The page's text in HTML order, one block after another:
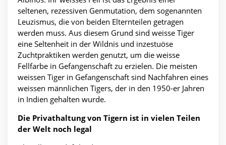
seltenen, rezessiven Genmutation, dem sogenannten
Leuzismus, die von beiden Elternteilen getragen
werden muss. Aus diesem Grund sind weisse Tiger
eine Seltenheit in der Wildnis und inzestuöse
Zuchtpraktiken werden genutzt, um die weisse
Fellfarbe in Gefangenschaft zu erzielen. Die meisten
weissen Tiger in Gefangenschaft sind Nachfahren eines
weissen männlichen Tigers, der in den 1950-er Jahren
in Indien gehalten wurde.
Die Privathaltung von Tigern ist in vielen Teilen
der Welt noch legal